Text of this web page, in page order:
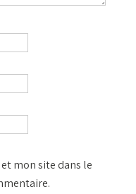
mon site dans le